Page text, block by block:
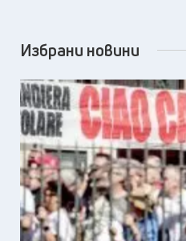
Избрани новини